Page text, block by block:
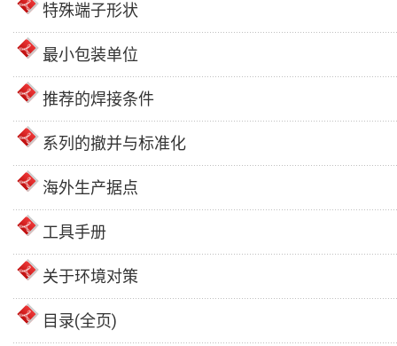
特殊端子形状
最小包装单位
推荐的焊接条件
系列的撤并与标准化
海外生产据点
工具手册
关于环境对策
目录(全页)